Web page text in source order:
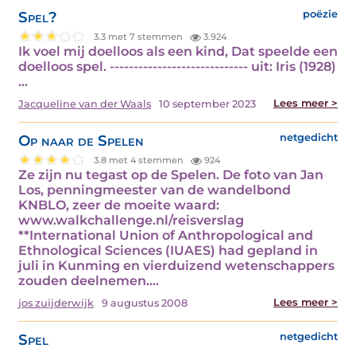
Spel? poëzie
3.3 met 7 stemmen 3.924
Ik voel mij doelloos als een kind, Dat speelde een
doelloos spel. ----------------------------- uit: Iris (1928)
…
Jacqueline van der Waals 10 september 2023 Lees meer >
Op naar de Spelen netgedicht
3.8 met 4 stemmen 924
Ze zijn nu tegast op de Spelen. De foto van Jan
Los, penningmeester van de wandelbond
KNBLO, zeer de moeite waard:
www.walkchallenge.nl/reisverslag
**International Union of Anthropological and
Ethnological Sciences (IUAES) had gepland in
juli in Kunming en vierduizend wetenschappers
zouden deelnemen.…
jos zuijderwijk 9 augustus 2008 Lees meer >
Spel netgedicht